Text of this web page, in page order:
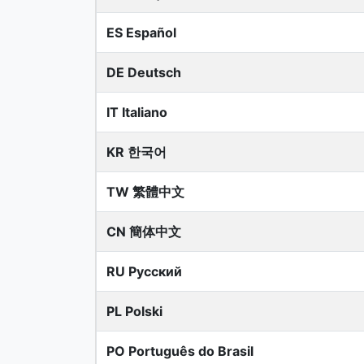
ES Español
DE Deutsch
IT Italiano
KR 한국어
TW 繁體中文
CN 簡体中文
RU Русский
PL Polski
PO Português do Brasil